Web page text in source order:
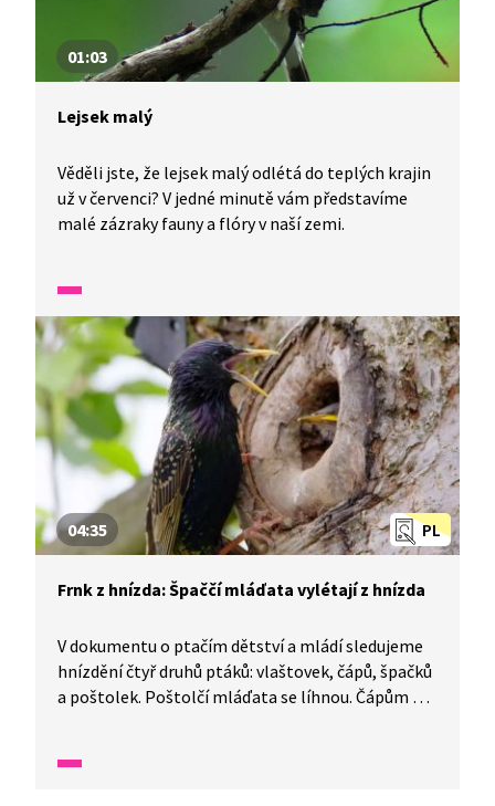
01:03
Lejsek malý
Věděli jste, že lejsek malý odlétá do teplých krajin
už v červenci? V jedné minutě vám představíme
malé zázraky fauny a flóry v naší zemi.
PL
04:35
Frnk z hnízda: Špaččí mláďata vylétají z hnízda
V dokumentu o ptačím dětství a mládí sledujeme
hnízdění čtyř druhů ptáků: vlaštovek, čápů, špačků
a poštolek. Poštolčí mláďata se líhnou. Čápům už